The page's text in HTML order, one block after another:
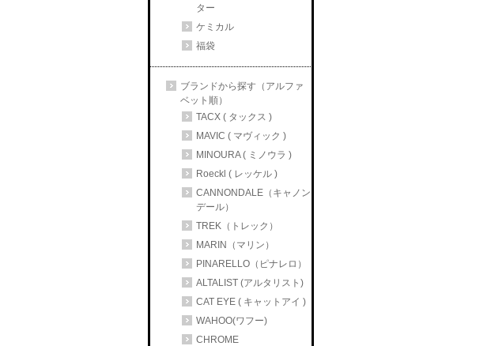
ター
ケミカル
福袋
ブランドから探す（アルファ
ベット順）
TACX ( タックス )
MAVIC ( マヴィック )
MINOURA ( ミノウラ )
Roeckl ( レッケル )
CANNONDALE（キャノン
デール）
TREK（トレック）
MARIN（マリン）
PINARELLO（ピナレロ）
ALTALIST (アルタリスト)
CAT EYE ( キャットアイ )
WAHOO(ワフー)
CHROME